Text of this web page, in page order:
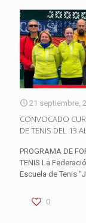
21 septiembre,
CONVOCADO
DE TENIS DEL 13
PROGRAMA DE
TENIS La
Escuela de Tenis
0